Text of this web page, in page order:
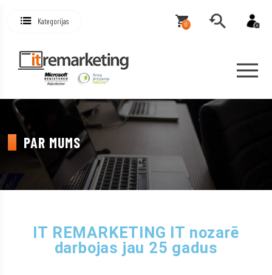
Kategorijas 0
PAR MUMS
IT REMARKETING IT nozarē
darbojas jau 25 gadus